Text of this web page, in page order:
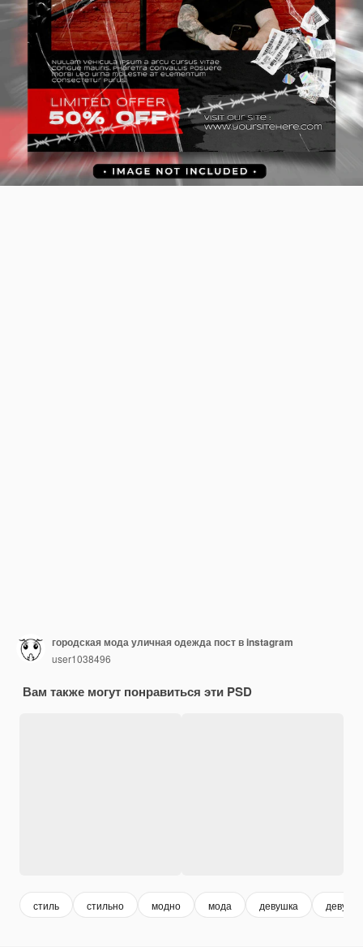
городская мода уличная одежда пост в instagram
user1038496
Вам также могут понравиться эти PSD
стиль стильно модно мода девушка